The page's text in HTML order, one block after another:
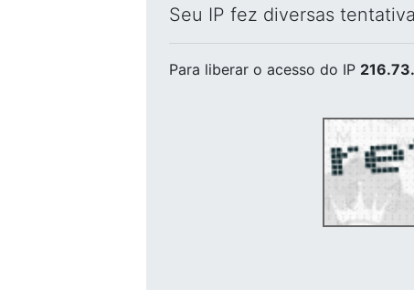
Seu IP fez diversas
Para liberar o acesso do IP